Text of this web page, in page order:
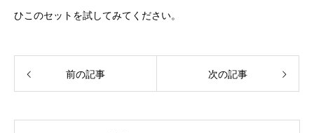
ひこのセットを試してみてください。
前の記事 次の記事